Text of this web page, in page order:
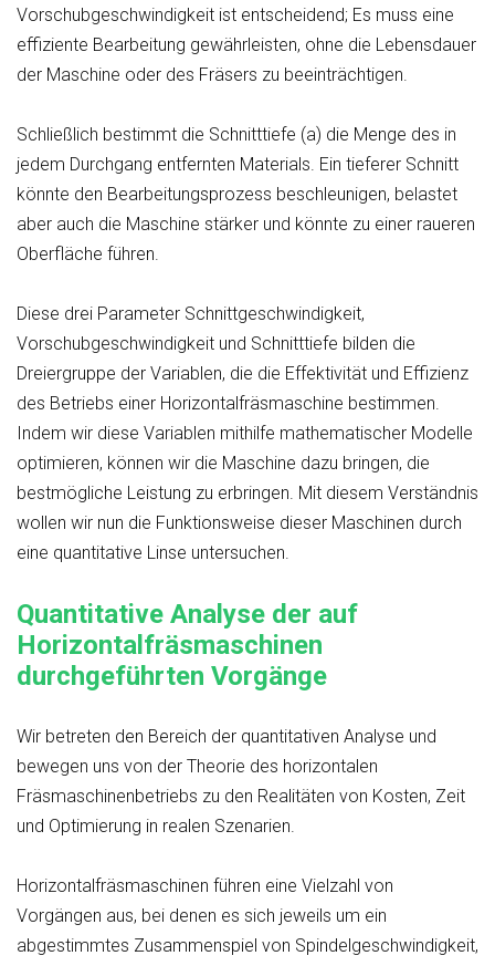
Vorschubgeschwindigkeit ist entscheidend; Es muss eine
effiziente Bearbeitung gewährleisten, ohne die Lebensdauer
der Maschine oder des Fräsers zu beeinträchtigen.
Schließlich bestimmt die Schnitttiefe (a) die Menge des in
jedem Durchgang entfernten Materials. Ein tieferer Schnitt
könnte den Bearbeitungsprozess beschleunigen, belastet
aber auch die Maschine stärker und könnte zu einer raueren
Oberfläche führen.
Diese drei Parameter Schnittgeschwindigkeit,
Vorschubgeschwindigkeit und Schnitttiefe bilden die
Dreiergruppe der Variablen, die die Effektivität und Effizienz
des Betriebs einer Horizontalfräsmaschine bestimmen.
Indem wir diese Variablen mithilfe mathematischer Modelle
optimieren, können wir die Maschine dazu bringen, die
bestmögliche Leistung zu erbringen. Mit diesem Verständnis
wollen wir nun die Funktionsweise dieser Maschinen durch
eine quantitative Linse untersuchen.
Quantitative Analyse der auf
Horizontalfräsmaschinen
durchgeführten Vorgänge
Wir betreten den Bereich der quantitativen Analyse und
bewegen uns von der Theorie des horizontalen
Fräsmaschinenbetriebs zu den Realitäten von Kosten, Zeit
und Optimierung in realen Szenarien.
Horizontalfräsmaschinen führen eine Vielzahl von
Vorgängen aus, bei denen es sich jeweils um ein
abgestimmtes Zusammenspiel von Spindelgeschwindigkeit,